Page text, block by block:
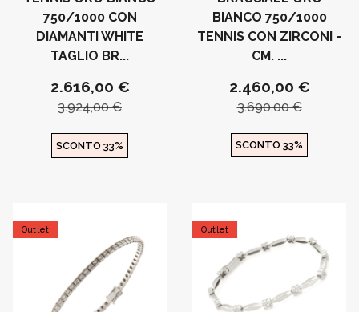
750/1000 CON
DIAMANTI WHITE
TAGLIO BR...
2.616,00 €
3.924,00 €
SCONTO 33%
BIANCO 750/1000
TENNIS CON ZIRCONI -
CM. ...
2.460,00 €
3.690,00 €
SCONTO 33%
Outlet Outlet